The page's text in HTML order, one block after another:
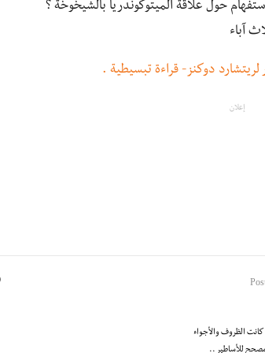
حول علاقة الميتوكوندريا بالشيخوخة ؟
آباء
دوكنز- قراءة تبسيطية .
إعلان
الظروف والأجواء
للأساطير ..